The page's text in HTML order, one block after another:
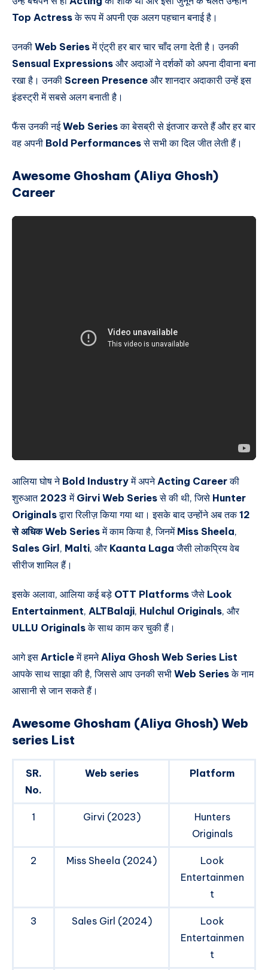
Top Actressके रूप में अपनी एक अलग पहचान बनाई है।
उनकी Web Seriesमें एंट्री हर बार चार चाँद लगा देती है। उनकी
Sensual Expressions और अदाओं ने दर्शकों को अपना दीवाना बना
रखा है। उनकी Screen Presence और शानदार अदाकारी उन्हें इस
इंडस्ट्री में सबसे अलग बनाती है।
फैंस उनकी नईWeb Seriesका बेसब्री से इंतजार करते हैं और हर बार
वह अपनी Bold Performancesसे सभी का दिल जीत लेती हैं।
Awesome Ghosham (Aliya Ghosh)
Career
आलिया घोष ने Bold Industryमें अपनेActing Careerकी
शुरुआत 2023 में Girvi Web Seriesसे की थी, जिसे Hunter
Originalsद्वारा रिलीज़ किया गया था। इसके बाद उन्होंने अब तक12
से अधिक Web Seriesमें काम किया है, जिनमें Miss Sheela,
Sales Girl , Malti, और Kaanta Laga जैसी लोकप्रिय वेब
सीरीज शामिल हैं।
इसके अलावा, आलिया कई बड़े OTT Platformsजैसे Look
Entertainment, ALTBalaji, Hulchul Originals, और
ULLU Originalsके साथ काम कर चुकी हैं।
आगे इस Articleमें हमने Aliya Ghosh Web Series List
आपके साथ साझा की है, जिससे आप उनकी सभी Web Seriesके नाम
आसानी से जान सकते हैं।
Awesome Ghosham (Aliya Ghosh) Web
series List
SR.
No.
Web series Platform
1 Girvi (2023)
Hunters
Originals
2 Miss Sheela (2024)
Look
Entertainmen
t
3 Sales Girl (2024)
Look
Entertainmen
t